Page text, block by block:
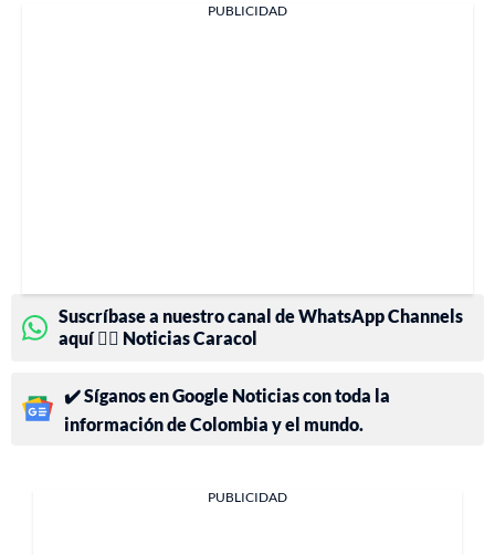
PUBLICIDAD
Suscríbase a nuestro canal de WhatsApp Channels
aquí 👉🏻 Noticias Caracol
✔️ Síganos en Google Noticias con toda la
información de Colombia y el mundo.
PUBLICIDAD